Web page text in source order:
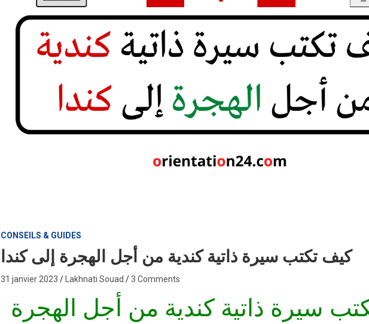
CONSEILS & GUIDES
كيف تكتب سيرة ذاتية كندية من أجل الهجرة إلى كندا
31 janvier 2023 Lakhnati Souad 3 Comments
سيرة ذاتية كندية من أجل الهجرة